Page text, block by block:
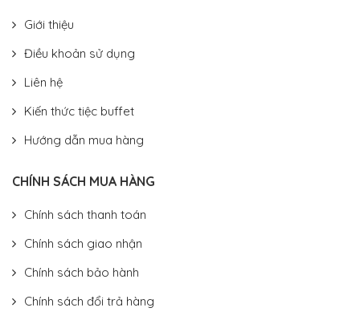
Giới thiệu
Điều khoản sử dụng
Liên hệ
Kiến thức tiệc buffet
Hướng dẫn mua hàng
CHÍNH SÁCH MUA HÀNG
Chính sách thanh toán
Chính sách giao nhận
Chính sách bảo hành
Chính sách đổi trả hàng